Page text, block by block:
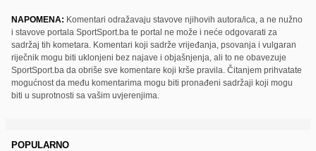
NAPOMENA: Komentari odražavaju stavove njihovih autora/ica, a ne nužno
i stavove portala SportSport.ba te portal ne može i neće odgovarati za
sadržaj tih kometara. Komentari koji sadrže vrijeđanja, psovanja i vulgaran
riječnik mogu biti uklonjeni bez najave i objašnjenja, ali to ne obavezuje
SportSport.ba da obriše sve komentare koji krše pravila. Čitanjem prihvatate
mogućnost da među komentarima mogu biti pronađeni sadržaji koji mogu
biti u suprotnosti sa vašim uvjerenjima.
POPULARNO